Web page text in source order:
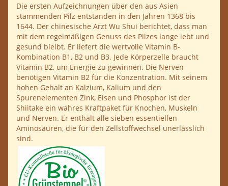
Die ersten Aufzeichnungen über den aus Asien
stammenden Pilz entstanden in den Jahren 1368 bis
1644. Der chinesische Arzt Wu Shui berichtet, dass man
mit dem regelmäßigen Genuss des Pilzes lange lebt und
gesund bleibt. Er liefert die wertvolle Vitamin B-
Kombination B1, B2 und B3. Jede Körperzelle braucht
Vitamin B2, um Energie zu gewinnen. Die Nerven
benötigen Vitamin B2 für die Konzentration. Mit seinem
hohen Gehalt an Kalzium, Kalium und den
Spurenelementen Zink, Eisen und Phosphor ist der
Shiitake ein wahres Kraftpaket für Knochen, Muskeln
und Nerven. Er enthält alle sieben essentiellen
Aminosäuren, die für den Zellstoffwechsel unerlässlich
sind.